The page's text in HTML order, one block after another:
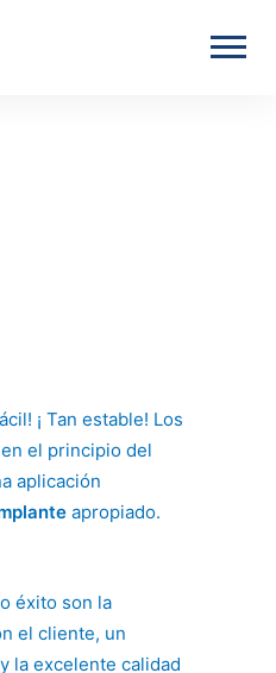
¡ Tan estable! Los
el principio del
aplicación
apropiado.
éxito son la
el cliente, un
la excelente calidad